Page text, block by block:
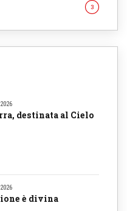
3
destinata al Cielo
è divina